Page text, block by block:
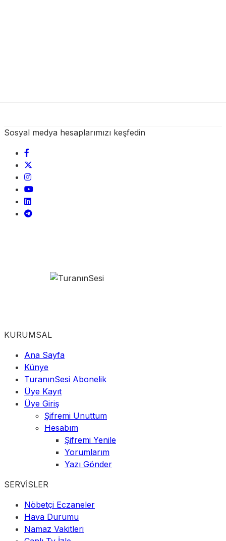
Sosyal medya hesaplarımızı keşfedin
KURUMSAL
Ana Sayfa
Künye
TuranınSesi Abonelik
Üye Kayıt
Üye Giriş
Şifremi Unuttum
Hesabım
Şifremi Yenile
Yorumlarım
Yazı Gönder
SERVİSLER
Nöbetçi Eczaneler
Hava Durumu
Namaz Vakitleri